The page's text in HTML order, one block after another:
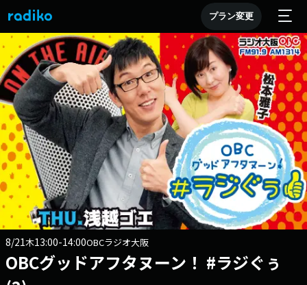
プラン変更
8/21木13:00-14:00OBCラジオ大阪
OBCグッドアフタヌーン！ #ラジぐぅ